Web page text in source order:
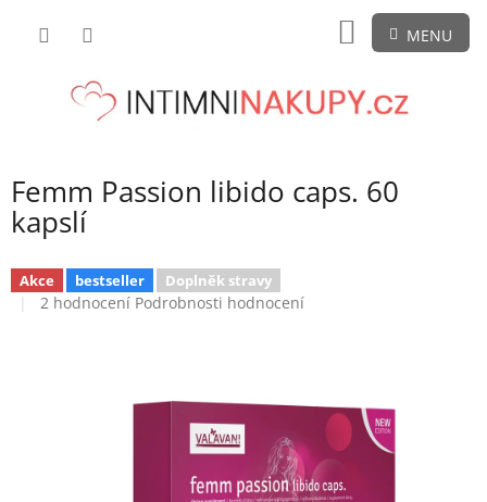
NÁKUPNÍ
KOŠÍK
Femm Passion libido caps. 60
kapslí
Akce bestseller Doplněk stravy
Průměrné
2 hodnocení Podrobnosti hodnocení